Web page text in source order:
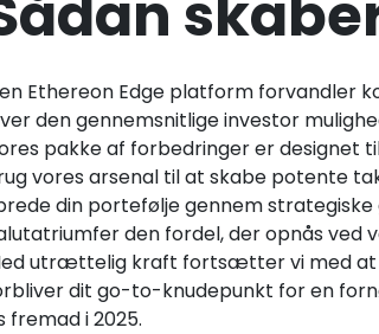
Ethereon Edge platform forvandler
den gennemsnitlige investor
pakke af forbedringer er designet
vores arsenal til at skabe potente
din portefølje gennem
den fordel, der opnås ved
utrættelig kraft fortsætter vi med at
dit go-to-knudepunkt for en
fremad i 2025.